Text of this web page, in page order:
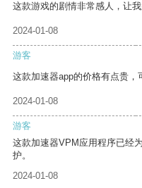
这款游戏的剧情非常感人，让我
2024-01-08
游客
这款加速器app的价格有点贵，
2024-01-08
游客
这款加速器VPM应用程序已经
护。
2024-01-08